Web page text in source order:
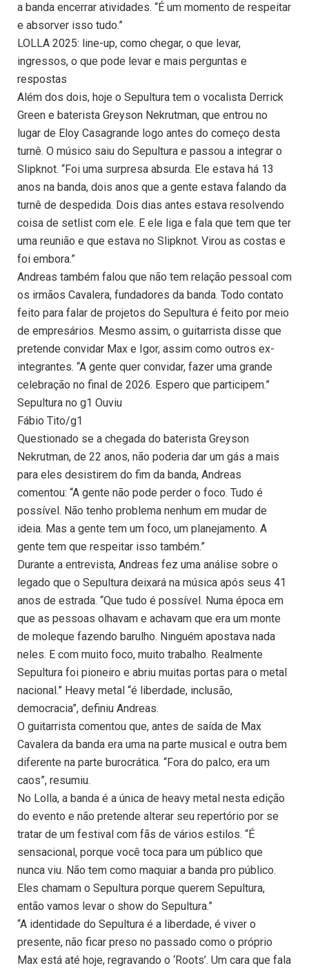
a banda encerrar atividades. “É um momento de respeitar
e absorver isso tudo.”
LOLLA 2025: line-up, como chegar, o que levar,
ingressos, o que pode levar e mais perguntas e
respostas
Além dos dois, hoje o Sepultura tem o vocalista Derrick
Green e baterista Greyson Nekrutman, que entrou no
lugar de Eloy Casagrande logo antes do começo desta
turnê. O músico saiu do Sepultura e passou a integrar o
Slipknot. “Foi uma surpresa absurda. Ele estava há 13
anos na banda, dois anos que a gente estava falando da
turnê de despedida. Dois dias antes estava resolvendo
coisa de setlist com ele. E ele liga e fala que tem que ter
uma reunião e que estava no Slipknot. Virou as costas e
foi embora.”
Andreas também falou que não tem relação pessoal com
os irmãos Cavalera, fundadores da banda. Todo contato
feito para falar de projetos do Sepultura é feito por meio
de empresários. Mesmo assim, o guitarrista disse que
pretende convidar Max e Igor, assim como outros ex-
integrantes. “A gente quer convidar, fazer uma grande
celebração no final de 2026. Espero que participem.”
Sepultura no g1 Ouviu
Fábio Tito/g1
Questionado se a chegada do baterista Greyson
Nekrutman, de 22 anos, não poderia dar um gás a mais
para eles desistirem do fim da banda, Andreas
comentou: “A gente não pode perder o foco. Tudo é
possível. Não tenho problema nenhum em mudar de
ideia. Mas a gente tem um foco, um planejamento. A
gente tem que respeitar isso também.”
Durante a entrevista, Andreas fez uma análise sobre o
legado que o Sepultura deixará na música após seus 41
anos de estrada. “Que tudo é possível. Numa época em
que as pessoas olhavam e achavam que era um monte
de moleque fazendo barulho. Ninguém apostava nada
neles. E com muito foco, muito trabalho. Realmente
Sepultura foi pioneiro e abriu muitas portas para o metal
nacional.” Heavy metal “é liberdade, inclusão,
democracia”, definiu Andreas.
O guitarrista comentou que, antes de saída de Max
Cavalera da banda era uma na parte musical e outra bem
diferente na parte burocrática. “Fora do palco, era um
caos”, resumiu.
No Lolla, a banda é a única de heavy metal nesta edição
do evento e não pretende alterar seu repertório por se
tratar de um festival com fãs de vários estilos. “É
sensacional, porque você toca para um público que
nunca viu. Não tem como maquiar a banda pro público.
Eles chamam o Sepultura porque querem Sepultura,
então vamos levar o show do Sepultura.”
“A identidade do Sepultura é a liberdade, é viver o
presente, não ficar preso no passado como o próprio
Max está até hoje, regravando o ‘Roots’. Um cara que fala